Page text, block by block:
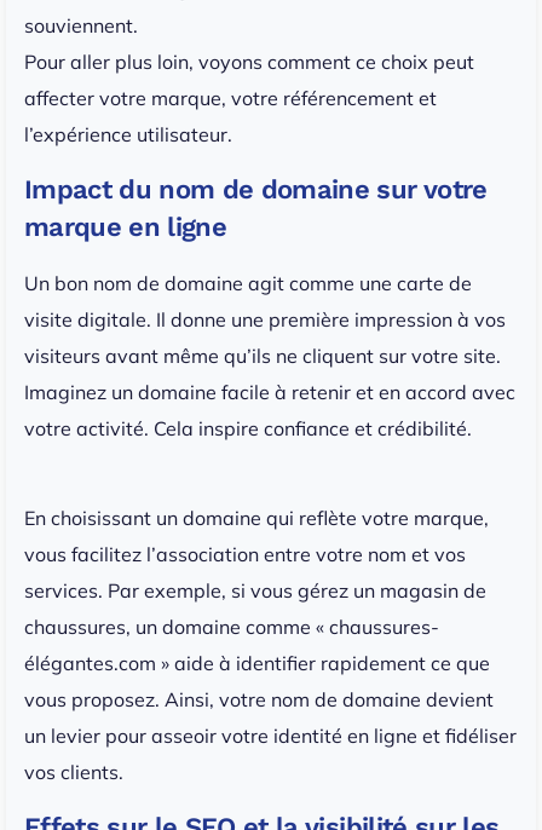
souviennent.
Pour aller plus loin, voyons comment ce choix peut
affecter votre marque, votre référencement et
l’expérience utilisateur.
Impact du nom de domaine sur votre
marque en ligne
Un bon nom de domaine agit comme une carte de
visite digitale. Il donne une première impression à vos
visiteurs avant même qu’ils ne cliquent sur votre site.
Imaginez un domaine facile à retenir et en accord avec
votre activité. Cela inspire confiance et crédibilité.
En choisissant un domaine qui reflète votre marque,
vous facilitez l’association entre votre nom et vos
services. Par exemple, si vous gérez un magasin de
chaussures, un domaine comme « chaussures-
élégantes.com » aide à identifier rapidement ce que
vous proposez. Ainsi, votre nom de domaine devient
un levier pour asseoir votre identité en ligne et fidéliser
vos clients.